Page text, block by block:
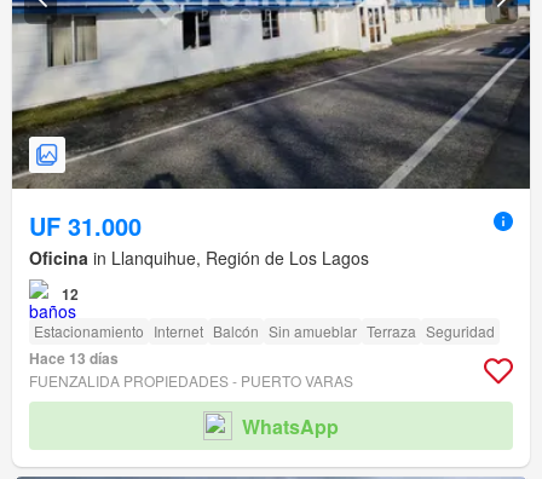
UF 31.000
Oficina in Llanquihue, Región de Los Lagos
12
Estacionamiento Internet Balcón Sin amueblar Terraza Seguridad
Hace 13 días
FUENZALIDA PROPIEDADES - PUERTO VARAS
WhatsApp